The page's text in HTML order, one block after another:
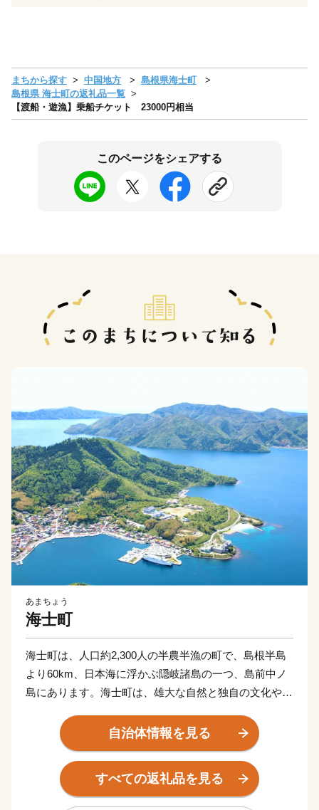
まちから探す 中国地方
島根県海士町
島根県 海士町の返礼品一覧
【渡船・遊漁】乗船チケット 23000円相当
このページをシェアする
あまちょう
海士町
海士町は、人口約2,300人の半農半漁の町で、島根半島
より60km、日本海に浮かぶ隠岐諸島の一つ、島前中ノ
島にあります。海士町は、雄大な自然と独自の文化や伝
歴史があり、神楽や和歌などの歴史文化や伝統も残って
います。また島すべてが国立公園であり、世界ジオパー
クに指定されるほどの自然豊かな島で、きれいな海や夜
空一面の星を見ることができます。
自治体情報を見る
すべての返礼品を見る